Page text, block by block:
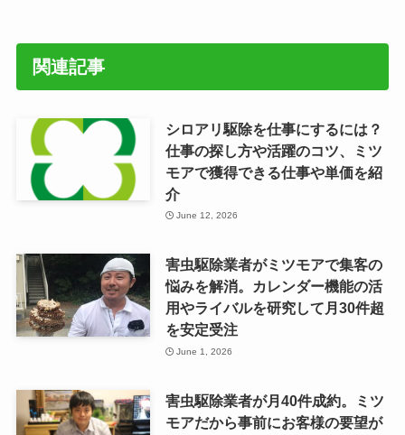
関連記事
シロアリ駆除を仕事にするには？
仕事の探し方や活躍のコツ、ミツ
モアで獲得できる仕事や単価を紹
介
June 12, 2026
害虫駆除業者がミツモアで集客の
悩みを解消。カレンダー機能の活
用やライバルを研究して月30件超
を安定受注
June 1, 2026
害虫駆除業者が月40件成約。ミツ
モアだから事前にお客様の要望が